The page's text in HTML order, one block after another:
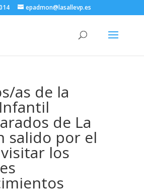
epadmon@lasallevp.es
as de la
de La
salido por el
los